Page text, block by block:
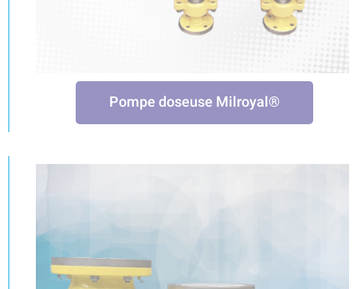
Pompe doseuse Milroyal®